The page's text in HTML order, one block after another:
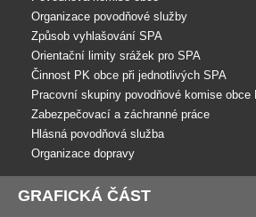
Organizace povodňové služby
Způsob vyhlašování SPA
Orientační limity srážek pro SPA
Činnost PK obce při jednotlivých SPA
Pracovní skupiny povodňové komise obce
Zabezpečovací a záchranné práce
Hlásná povodňová služba
Organizace dopravy
GRAFICKÁ ČÁST